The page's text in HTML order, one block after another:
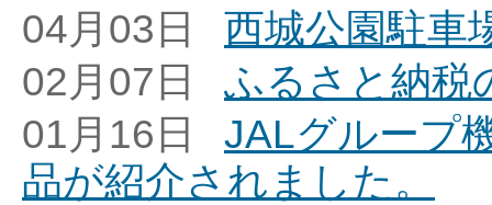
04月03日
西城公園駐車
02月07日
ふるさと納税
01月16日
JALグループ
品が紹介されました。